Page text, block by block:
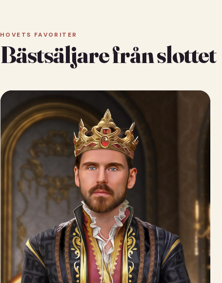
HOVETS FAVORITER
Bästsäljare från slottet